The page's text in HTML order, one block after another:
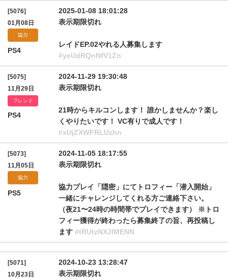
[5076]
01月08日
協力
PS4
2025-01-08 18:01:28
表示期限切れ
レイドEP.02やれる人募集します
#yeUdRQnNfV1Zn
[5075]
11月29日
フレンド
PS4
2024-11-29 19:30:48
表示期限切れ
21時からキルコンします！ 誰かしませんか？楽し
くやりたいです！ VC有りで成人です！
#xUjZXWFRLUzhn
[5073]
11月05日
協力
PS5
2024-11-05 18:17:55
表示期限切れ
協力プレイ「隠密」にてトロフィー「潜入開始」
一緒にチャレンジしてくれる方ご連絡下さい。
（夜21〜24時の時間帯でプレイできます） ※トロ
フィー獲得が終わったら募集終了の旨、再投稿し
ます #tRUtzNXJlMENN
[5071]
10月23日
2024-10-23 13:28:47
表示期限切れ